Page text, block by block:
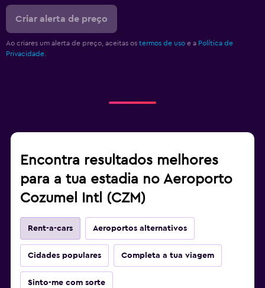
Criar alerta de preço
Ao criares um alerta de preço, aceitas os termos de uso e a Política de
Privacidade.
Encontra resultados melhores
para a tua estadia no Aeroporto
Cozumel Intl (CZM)
Rent-a-cars Aeroportos alternativos
Cidades populares Completa a tua viagem
Sinto-me com sorte